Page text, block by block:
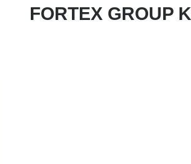
FORTEX GROUP